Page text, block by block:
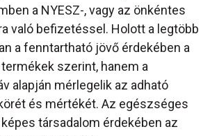
a NYESZ-, vagy az önkéntes
való befizetéssel. Holott a legtöbb
a fenntartható jövő érdekében a
szerint, hanem a
alapján mérlegelik az adható
és mértékét. Az egészséges
társadalom érdekében az